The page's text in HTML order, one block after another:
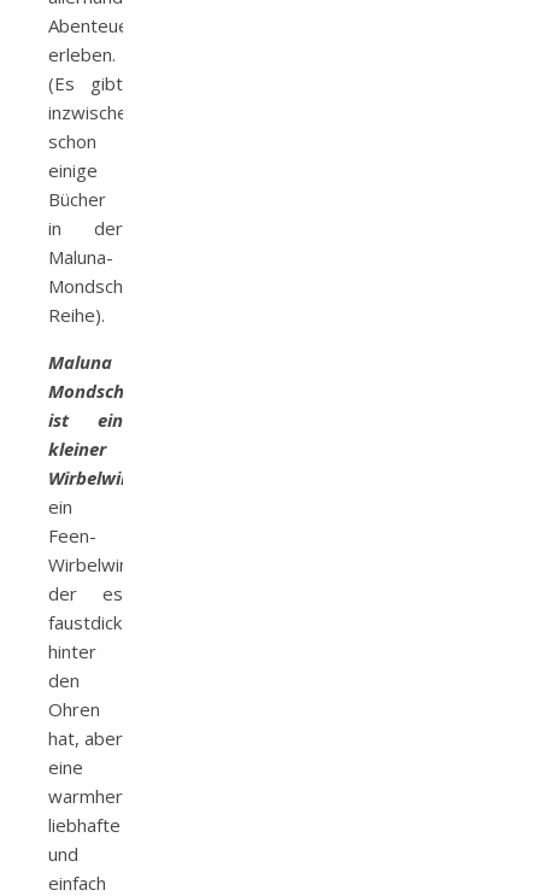
Abenteuer
erleben.
(Es gibt
inzwischen
schon
einige
Bücher
in der
Maluna-
Mondschein-
Reihe).
Maluna
Mondschein
ist ein
kleiner
Wirbelwind.
ein
Feen-
Wirbelwind,
der es
faustdick
hinter
den
Ohren
hat, aber
eine
warmherzige,
liebhafte
und
einfach